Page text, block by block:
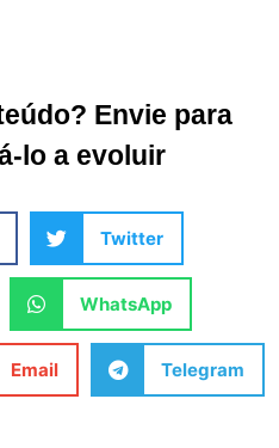
Envie para
lo a evoluir
Twitter
WhatsApp
Email Telegram